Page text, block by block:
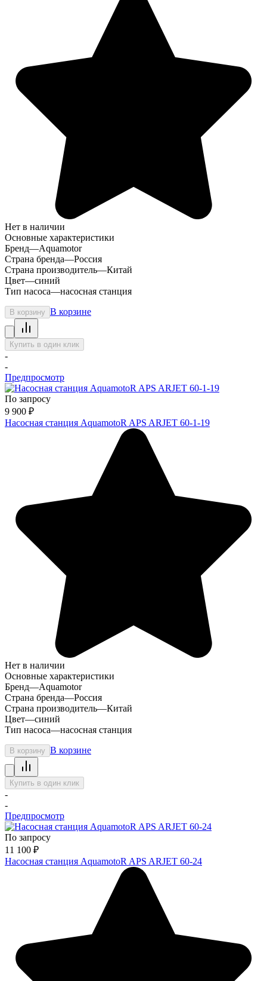
Нет в наличии
Основные характеристики
Бренд—Aquamotor
Страна бренда—Россия
Страна производитель—Китай
Цвет—синий
Тип насоса—насосная станция
В корзину В корзине
Купить в один клик
-
-
Предпросмотр
По запросу
9 900 ₽
Насосная станция AquamotoR APS ARJET 60-1-19
Нет в наличии
Основные характеристики
Бренд—Aquamotor
Страна бренда—Россия
Страна производитель—Китай
Цвет—синий
Тип насоса—насосная станция
В корзину В корзине
Купить в один клик
-
-
Предпросмотр
По запросу
11 100 ₽
Насосная станция AquamotoR APS ARJET 60-24